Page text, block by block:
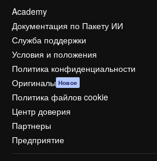
Academy
Документация по Пакету ИИ
Служба поддержки
Условия и положения
Политика конфиденциальности
Оригиналы Новое
Политика файлов cookie
Центр доверия
Партнеры
Предприятие